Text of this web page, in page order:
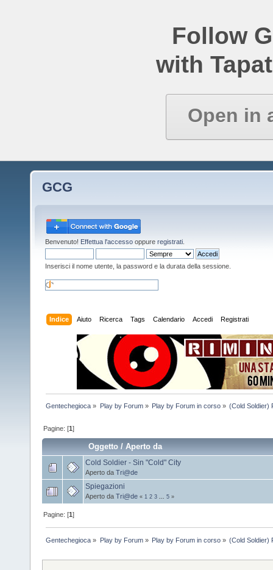
Follow
with
Open in
GCG
Benvenuto! Effettua l'accesso oppure registrati
Inserisci il nome utente, la password e la durata della sessione.
Indice Aiuto Ricerca Tags Calendario Accedi Registrati
Gentechegioca » Play by Forum» Play by Forum in corso» (Cold Soldier)
Pagine: [1]
Oggetto /Aperto da
Cold Soldier - Sin "Cold" City
Aperto da Tri@de
Spiegazioni
Aperto da Tri@de « 1 2 3 5 »
Pagine: [1]
Gentechegioca » Play by Forum» Play by Forum in corso» (Cold Soldier)